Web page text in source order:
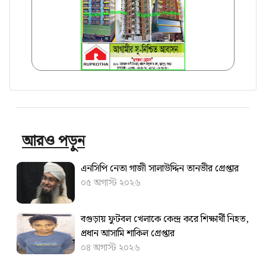
আরও পড়ুন
এনসিপি নেতা গাজী সালাউদ্দিন তানভীর গ্রেপ্তার
০৫ অগাস্ট ২০২৬
বগুড়ায় ফুটবল খেলাকে কেন্দ্র করে শিক্ষার্থী নিহত,
প্রধান আসামি শাকিল গ্রেপ্তার
০৪ অগাস্ট ২০২৬